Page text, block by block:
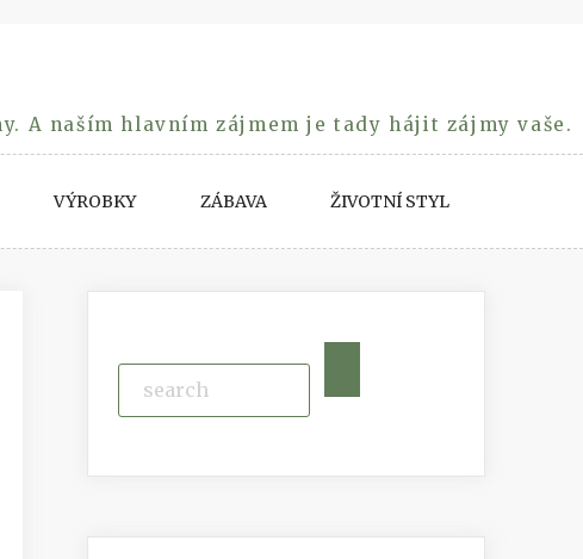
A naším hlavním zájmem je tady hájit zájmy vaše.
VÝROBKY ZÁBAVA ŽIVOTNÍ STYL